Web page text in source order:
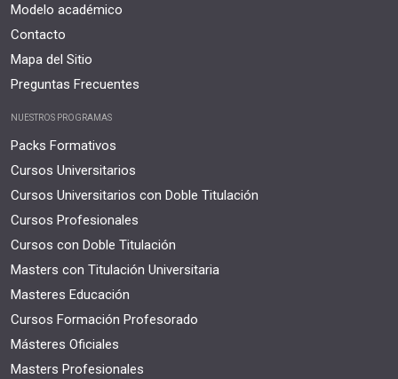
Modelo académico
Contacto
Mapa del Sitio
Preguntas Frecuentes
NUESTROS PROGRAMAS
Packs Formativos
Cursos Universitarios
Cursos Universitarios con Doble Titulación
Cursos Profesionales
Cursos con Doble Titulación
Masters con Titulación Universitaria
Masteres Educación
Cursos Formación Profesorado
Másteres Oficiales
Masters Profesionales